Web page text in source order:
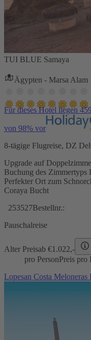
TUI BLUE Samaya
Ägypten - Marsa Alam
Für dieses Hotel liegen
von 98% vor
8-tägige Flugreise, DZ
Upgrade auf
Buchung des
Perfekter Ort zum
Coraya Bucht
253527Bestellnr.:
Pauschalreise
Alter Preisab €1.022,-
pro PersonPreis pro
Lopesan Costa Meloneras